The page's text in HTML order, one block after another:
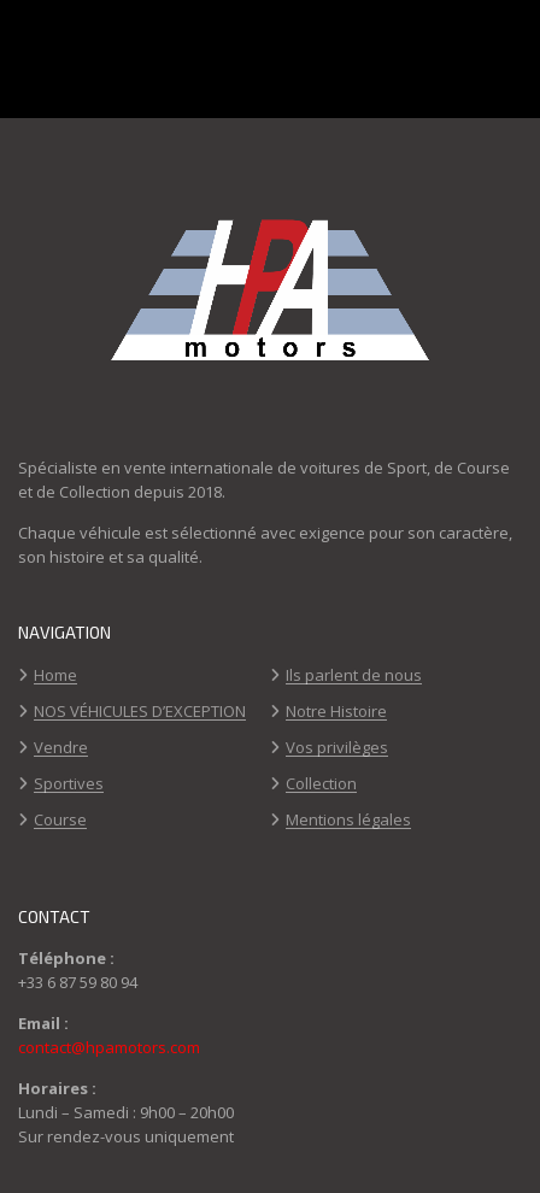
Spécialiste en vente internationale de voitures de Sport, de Course
et de Collection depuis 2018.
Chaque véhicule est sélectionné avec exigence pour son caractère,
son histoire et sa qualité.
NAVIGATION
Home
Ils parlent de nous
NOS VÉHICULES D’EXCEPTION
Notre Histoire
Vendre
Vos privilèges
Sportives
Collection
Course
Mentions légales
CONTACT
Téléphone :
+33 6 87 59 80 94
Email :
contact@hpamotors.com
Horaires :
Lundi – Samedi : 9h00 – 20h00
Sur rendez-vous uniquement